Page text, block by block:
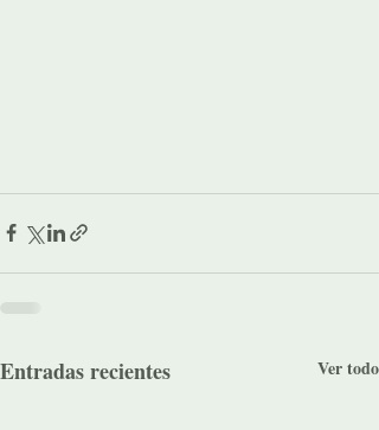
Entradas recientes Ver todo